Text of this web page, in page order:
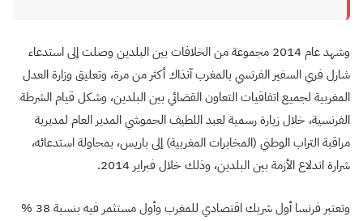
وشهد عام 2014 مجموعة من الخلافات بين البلدين وصلت إلى استدعاء
شارل فري السفير الفرنسي بالمغرب آنذاك أكثر من مرة، وتعليق وزارة العدل
المغربية لجميع اتفاقيات التعاون القضائي بين البلدين، وشكل قيام الشرطة
الفرنسية، خلال زيارة رسمية لعبد اللطيف الحموشي المدير العام لمديرية
مراقبة التراب الوطني (المخابرات المغربية) إلى باريس، بمحاولة استدعائه،
شرارة اندلاع الأزمة بين البلدين، وذلك خلال فبراير 2014.
وتعتبر فرنسا أول شريك اقتصادي للمغرب وأول مستثمر فيه بنسبة 38
%